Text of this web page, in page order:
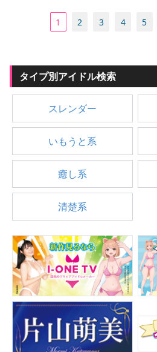
1 2 3 4 5
タイプ別アイドル検索
スレンダー
いもうと系
癒し系
清楚系